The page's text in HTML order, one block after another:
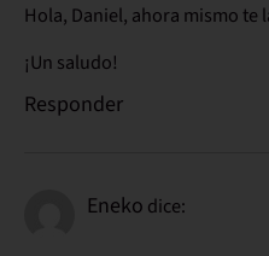
Hola, Daniel, ahora mismo te
¡Un saludo!
Responder
Eneko dice: